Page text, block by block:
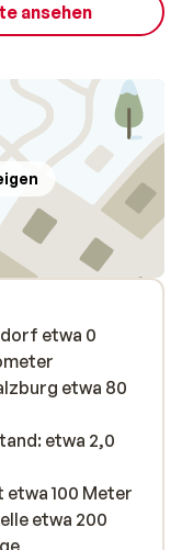
ansehen
etwa 0
etwa 80
etwa 2,0
100 Meter
etwa 200